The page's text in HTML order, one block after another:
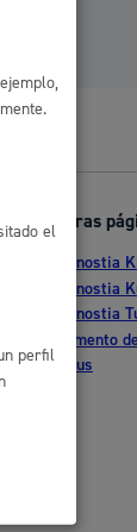
Otras
Donostia
Donostia
Donostia
Fomento
Dbus
el
perfil